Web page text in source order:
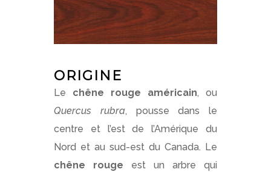
ORIGINE
Le chêne rouge américain, ou
Quercus rubra, pousse dans le
centre et l’est de l’Amérique du
Nord et au sud-est du Canada. Le
chêne rouge est un arbre qui